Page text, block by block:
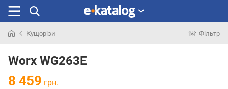
раніше
Кущорізи Фільтр
Worx WG263E
8 459 грн.